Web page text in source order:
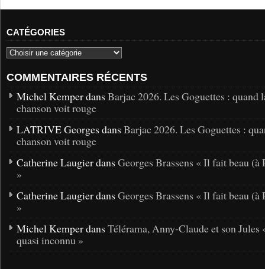
CATÉGORIES
COMMENTAIRES RÉCENTS
Michel Kemper dans Barjac 2026. Les Goguettes : quand
chanson voit rouge
LATRIVE Georges dans Barjac 2026. Les Goguettes :
chanson voit rouge
Catherine Laugier dans Georges Brassens « Il fait beau (à
»
Catherine Laugier dans Georges Brassens « Il fait beau (à
»
Michel Kemper dans Télérama, Anny-Claude et son Jules
quasi inconnu »